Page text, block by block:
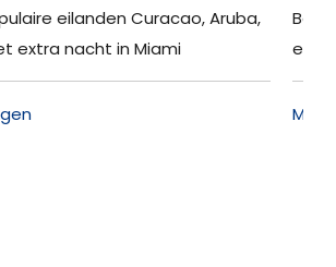
Bezoek populaire eilanden Mexico,
en Grand Cayman met extra nacht in
Mehr anzeigen